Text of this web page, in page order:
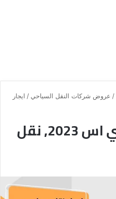
/ عروض شركات النقل السياحي / ايجار
ايجار تويوتا هاي اس 2023, نقل